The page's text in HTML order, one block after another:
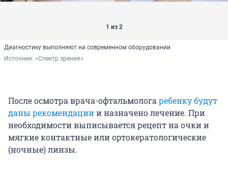
1 из 2
Диагностику выполняют на современном оборудовании
Источник: «Спектр зрения»
После осмотра врача-офтальмологаребенку будут
даны рекомендациии назначено лечение. При
необходимости выписывается рецепт на очки и
мягкие контактные или ортокератологические
(ночные) линзы.